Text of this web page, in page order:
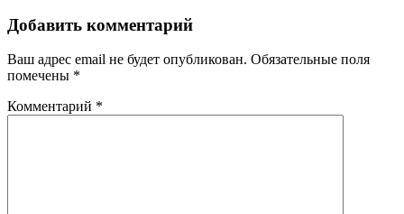
Добавить комментарий
Ваш адрес email не будет опубликован. Обязательные поля
помечены *
Комментарий *